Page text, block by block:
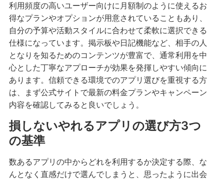
利用頻度の高いユーザー向けに月額制のように使えるお
得なプランやオプションが用意されていることもあり、
自分の予算や活動スタイルに合わせて柔軟に選択できる
仕様になっています。掲示板や日記機能など、相手の人
となりを知るためのコンテンツが豊富で、通常利用を中
心とした丁寧なアプローチが効果を発揮しやすい傾向に
あります。信頼できる環境でのアプリ選びを重視する方
は、まず公式サイトで最新の料金プランやキャンペーン
内容を確認してみると良いでしょう。
損しないやれるアプリの選び方3つ
の基準
数あるアプリの中からどれを利用するか決定する際、な
んとなく直感だけで選んでしまうと、思ったように出会